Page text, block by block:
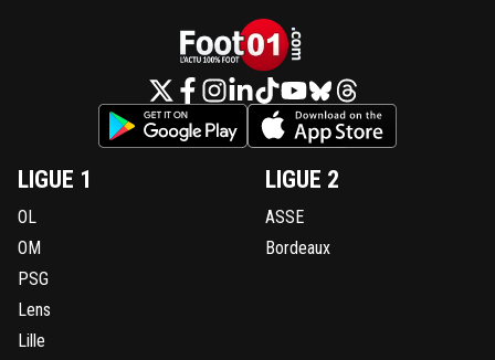
LIGUE 1
OL
OM
PSG
Lens
Lille
LIGUE 2
ASSE
Bordeaux